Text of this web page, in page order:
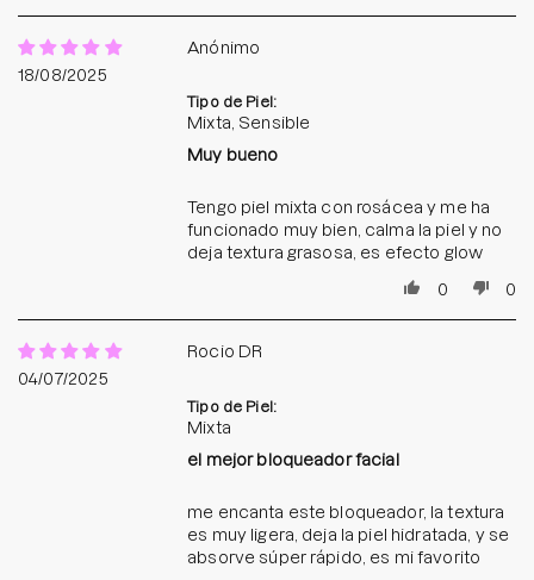
18/08/2025
Anónimo
Tipo de Piel:
Mixta, Sensible
Muy bueno
Tengo piel mixta con rosácea y me ha
funcionado muy bien, calma la piel y no
deja textura grasosa, es efecto glow
0
0
04/07/2025
Rocio DR
Tipo de Piel:
Mixta
el mejor bloqueador facial
me encanta este bloqueador, la textura
es muy ligera, deja la piel hidratada, y se
absorve súper rápido, es mi favorito